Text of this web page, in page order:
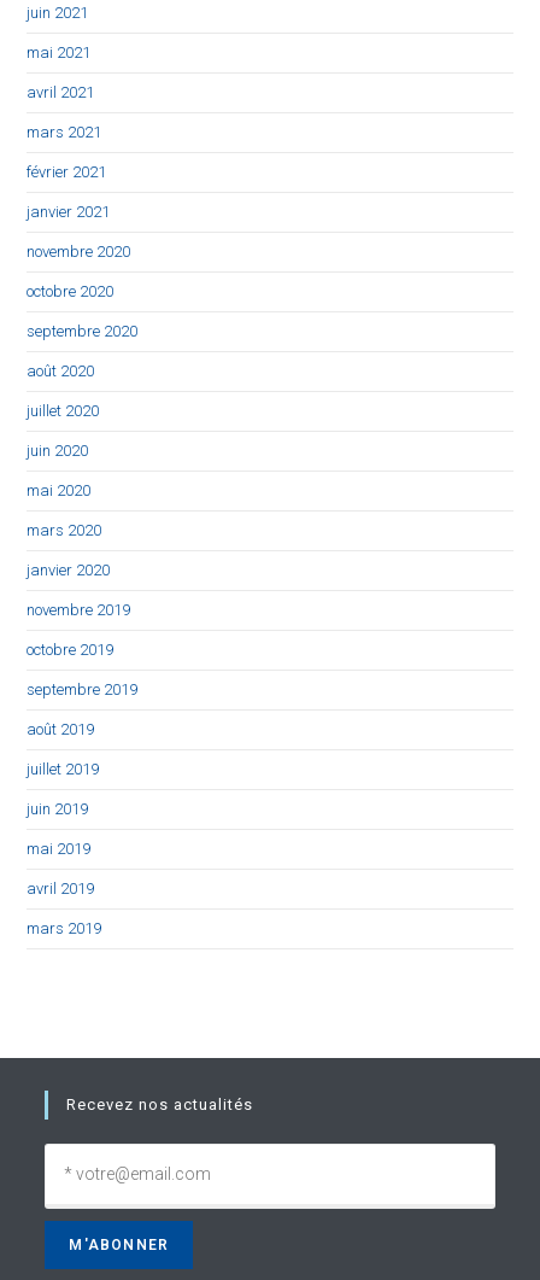
juin 2021
mai 2021
avril 2021
mars 2021
février 2021
janvier 2021
novembre 2020
octobre 2020
septembre 2020
août 2020
juillet 2020
juin 2020
mai 2020
mars 2020
janvier 2020
novembre 2019
octobre 2019
septembre 2019
août 2019
juillet 2019
juin 2019
mai 2019
avril 2019
mars 2019
Recevez nos actualités